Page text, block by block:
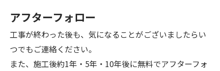
アフターフォロー
工事が終わった後も、気になることがございましたらい
つでもご連絡ください。
また、施工後約1年・5年・10年後に無料でアフターフォ